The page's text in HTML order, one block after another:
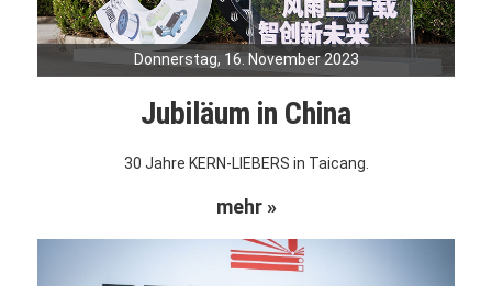
Donnerstag, 16. November 2023
Jubiläum in China
30 Jahre KERN-LIEBERS in Taicang.
mehr »